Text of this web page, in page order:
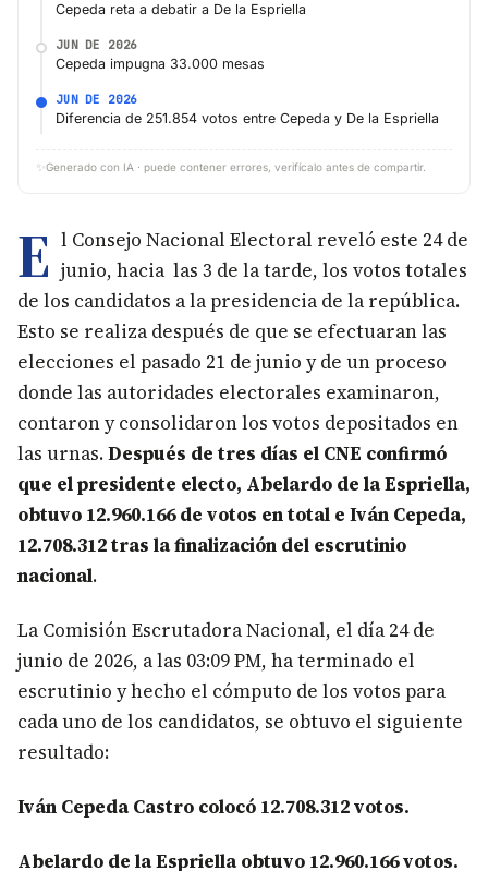
Cepeda reta a debatir a De la Espriella
JUN DE 2026
Cepeda impugna 33.000 mesas
JUN DE 2026
Diferencia de 251.854 votos entre Cepeda y De la Espriella
✨ Generado con IA · puede contener errores, verifícalo antes de compartir.
E l Consejo Nacional Electoral reveló este 24 de
junio, hacia las 3 de la tarde, los votos totales
de los candidatos a la presidencia de la república.
Esto se realiza después de que se efectuaran las
elecciones el pasado 21 de junio y de un proceso
donde las autoridades electorales examinaron,
contaron y consolidaron los votos depositados en
las urnas.Después de tres días el CNE confirmó
que el presidente electo, Abelardo de la Espriella,
obtuvo 12.960.166 de votos en total e Iván Cepeda,
12.708.312 tras la finalización del escrutinio
nacional.
La Comisión Escrutadora Nacional, el día 24 de
junio de 2026, a las 03:09 PM, ha terminado el
escrutinio y hecho el cómputo de los votos para
cada uno de los candidatos, se obtuvo el siguiente
resultado:
Iván Cepeda Castro colocó 12.708.312 votos.
Abelardo de la Espriella obtuvo 12.960.166 votos.